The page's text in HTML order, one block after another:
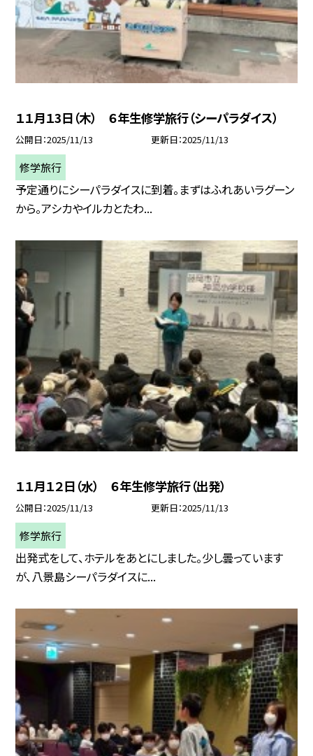
１１月１3日（木） ６年生修学旅行（シーパラダイス）
公開日 2025/11/13 更新日 2025/11/13
修学旅行
予定通りにシーパラダイスに到着。まずはふれあいラグーン
から。アシカやイルカとたわ...
１１月１２日（水） ６年生修学旅行（出発）
公開日 2025/11/13 更新日 2025/11/13
修学旅行
出発式をして、ホテルをあとにしました。少し曇っています
が、八景島シーパラダイスに...